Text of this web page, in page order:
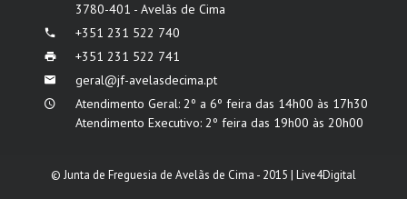
3780-401 - Avelãs de Cima
+351 231 522 740
+351 231 522 741
geral@jf-avelasdecima.pt
Atendimento Geral: 2º a 6º feira das 14h00 às 17h30
Atendimento Executivo: 2º feira das 19h00 às 20h00
© Junta de Freguesia de Avelãs de Cima - 2015 | Live4Digital